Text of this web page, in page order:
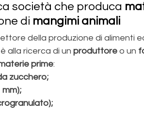
società che produca
di mangimi animali
della produzione di alimenti
alla ricerca di un produttore o un
prime:
zucchero;